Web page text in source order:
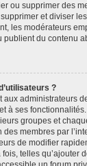
ou supprimer des
et diviser
les modérateurs
publient du contenu
?
aux administrateurs
à ses
groupes et
membres par
de modifier
telles qu’ajouter